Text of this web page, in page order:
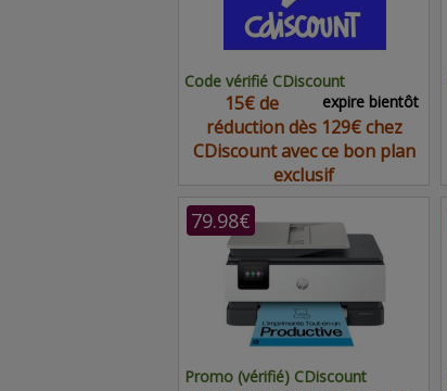
Code vérifié CDiscount
expire bientôt
15€ de
réduction dès 129€ chez
CDiscount avec ce bon plan
exclusif
79.98€
Promo (vérifié) CDiscount